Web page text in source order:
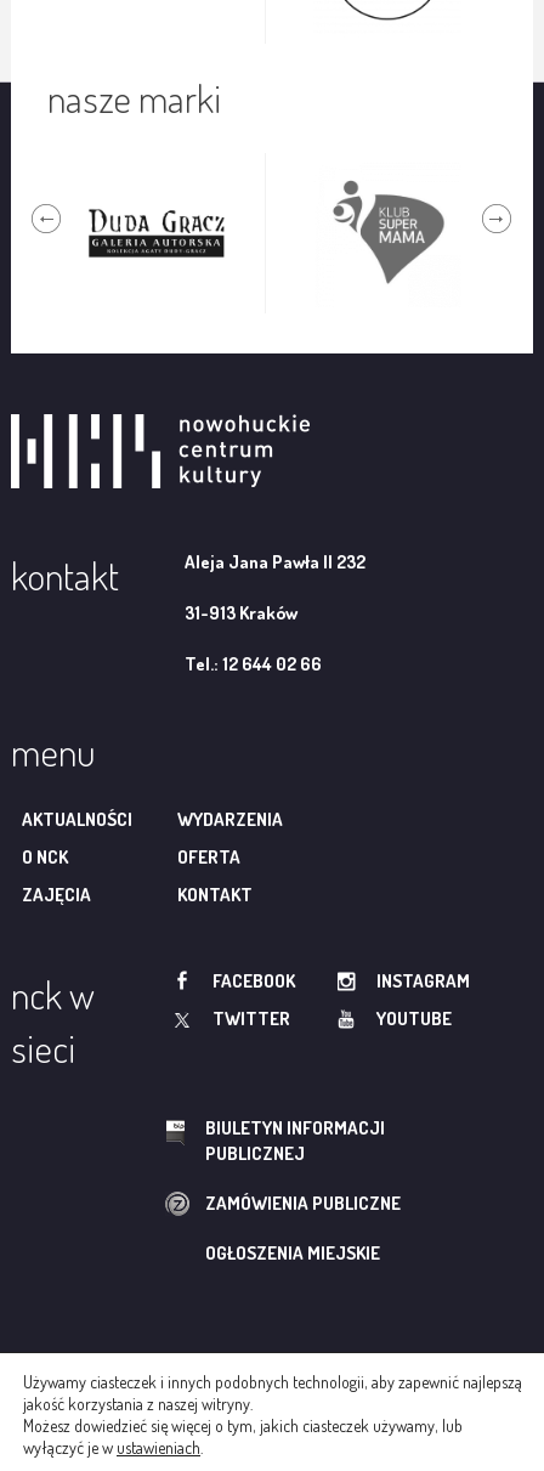
nasze marki
kontakt Aleja Jana Pawła II 232
31-913 Kraków
Tel.: 12 644 02 66
menu
AKTUALNOŚCI
WYDARZENIA
O NCK
OFERTA
ZAJĘCIA
KONTAKT
nck w
sieci
FACEBOOK
INSTAGRAM
TWITTER
YOUTUBE
BIULETYN INFORMACJI
PUBLICZNEJ
ZAMÓWIENIA PUBLICZNE
OGŁOSZENIA MIEJSKIE
© NOWOHUCKIE CENTRUM KULTURY
REGULAMINY
Używamy ciasteczek i innych podobnych technologii, aby zapewnić najlepszą
jakość korzystania z naszej witryny.
Możesz dowiedzieć się więcej o tym, jakich ciasteczek używamy, lub
wyłączyć je w ustawieniach